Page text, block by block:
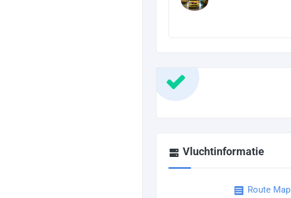
Vluchtinformatie
Route Map